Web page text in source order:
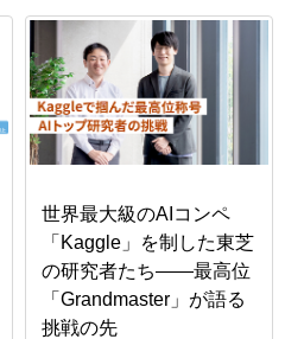
世界最大級のAIコンペ
「Kaggle」を制した東芝
の研究者たち――最高位
「Grandmaster」が語る
挑戦の先